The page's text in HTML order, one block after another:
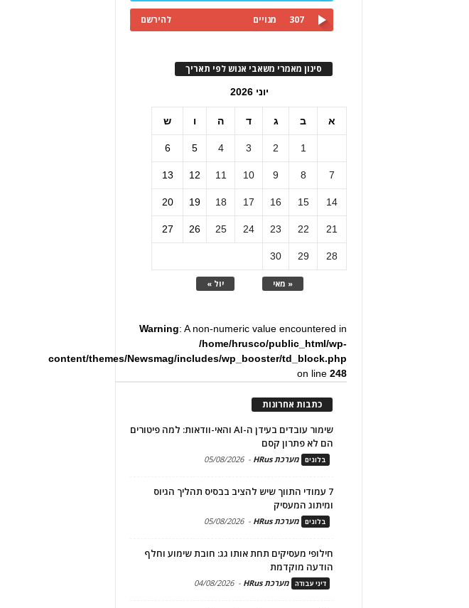
307 מנויים להירשם
סינון מאמרי משאבי אנוש לפי תאריך
יוני 2026
א ב ג ד ה ו ש
« מאי יול »
1
2
3
4
5
6
7
8
9
10
11
12
13
14
15
16
17
18
19
20
21
22
23
24
25
26
27
28
29
30
Warning: A non-numeric value encountered in
/home/hrusco/public_html/wp-
content/themes/Newsmag/includes/wp_booster/td_block.php
on line248
כתבות אחרונות
שימור עובדים בעידן ה-AI והאי-וודאות: למה פיטורים
הם לא פתרון קסם
בלוגים מערכת HRus -
05/08/2026
7 עמודי התווך שיש להציב בבסיס תהליך הגיוס
ומיתוג המעסיק
בלוגים מערכת HRus -
05/08/2026
חילופי מעסיקים תחת אותו גג: חובת שימוע וחלף
הודעה מוקדמת
דיני עבודה מערכת HRus -
04/08/2026